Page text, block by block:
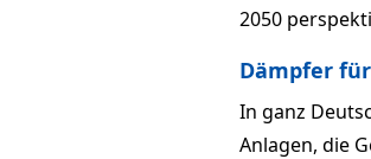
2050
Dämpfer
In ganz
Anlagen, die